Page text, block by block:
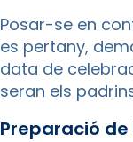
Posar-se en
es pertany,
data de
seran els
Preparació